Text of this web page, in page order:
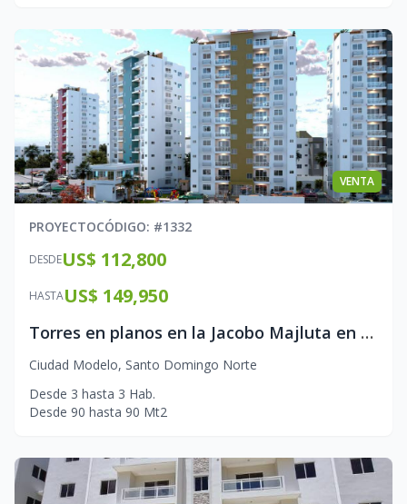
VENTA
PROYECTOCÓDIGO: #1332
DESDEUS$ 112,800
HASTAUS$ 149,950
Torres en planos en la Jacobo Majluta en ciudad modelo
Ciudad Modelo, Santo Domingo Norte
Desde 3 hasta 3 Hab.
Desde 90 hasta 90 Mt2